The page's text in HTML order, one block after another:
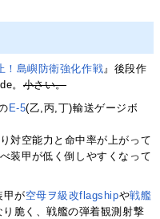
！島嶼防衛強化作戦 』後段作
。小さい。
E-5(乙,丙,丁)輸送ゲージボ
対空能力と命中率が上がって
装甲が低く倒しやすくなって
甲が空母ヲ級改flagshipや戦艦
り脆く、戦艦の弾着観測射撃